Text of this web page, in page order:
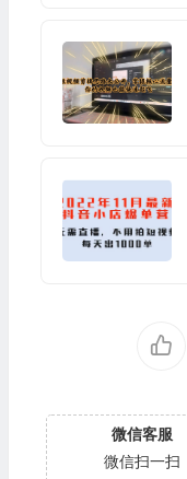
微信客服
微信扫一扫